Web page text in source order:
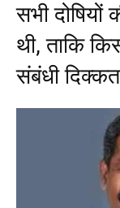
सभी दोषियों
थी, ताकि
संबंधी